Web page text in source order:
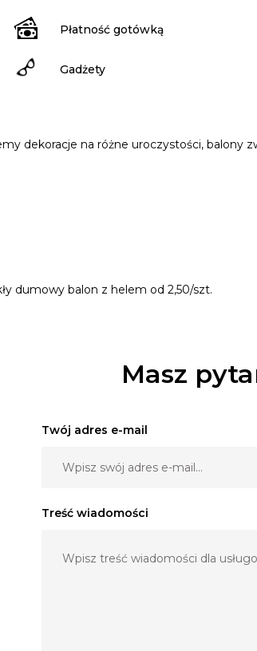
Płatność gotówką
Gadżety
dekoracje na różne uroczystości, balony
dumowy balon z helem od 2,50/szt.
Masz
Twój adres e-mail
Treść wiadomości